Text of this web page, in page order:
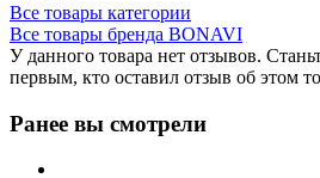
Все товары категории
Все товары бренда BONAVI
У данного товара нет отзывов.
первым, кто оставил отзыв об этом
Ранее вы смотрели